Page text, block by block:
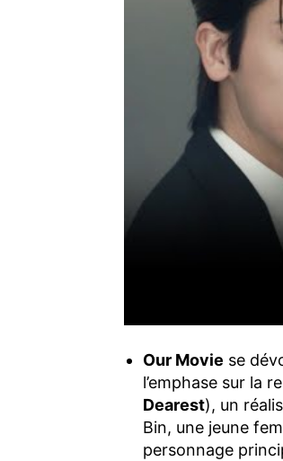
Our Movie se
l’emphase sur la
Dearest), un
Bin, une jeune
personnage